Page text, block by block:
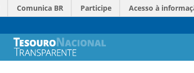
Comunica BR Participe Acesso à